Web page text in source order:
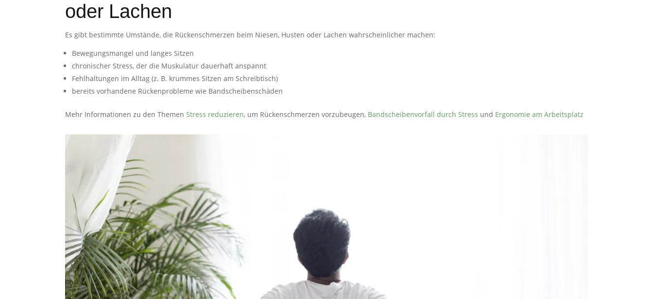
oder Lachen
Es gibt bestimmte Umstände, die Rückenschmerzen beim Niesen, Husten oder Lachen wahrscheinlicher machen:
Bewegungsmangel und langes Sitzen
chronischer Stress, der die Muskulatur dauerhaft anspannt
Fehlhaltungen im Alltag (z. B. krummes Sitzen am Schreibtisch)
bereits vorhandene Rückenprobleme wie Bandscheibenschäden
Mehr Informationen zu den ThemenStress reduzieren, um Rückenschmerzen vorzubeugen, Bandscheibenvorfall durch Stress und Ergonomie am Arbeitsplatz